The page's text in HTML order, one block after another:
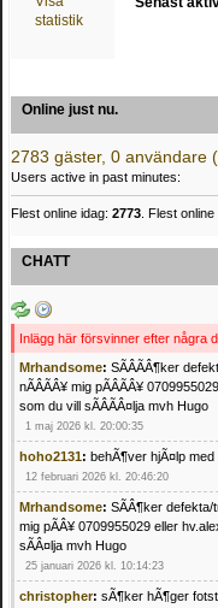
statistik
Online just nu.
2783 gäster, 0 användare
Users active in past minutes:
Flest online idag: 2773 . Flest
CHATT
Inlägg här försvinner efter några
Mrhandsome: SÃÂÃÂ¶ker
nÃÂÃÂ¥ mig pÃÂÃÂ¥
som du vill sÃÂÃÂ¤lja mvh Hugo
1 maj 2026 kl. 20:00:35
hoho2131: behÃ¶ver hjÃ¤lp
12 februari 2026 kl. 20:46:20
Mrhandsome: SÃÂ¶ker
mig pÃÂ¥ 0709955029 eller
sÃÂ¤lja mvh Hugo
25 januari 2026 kl. 10:14:23
christopher: sÃ¶ker hÃ¶ger